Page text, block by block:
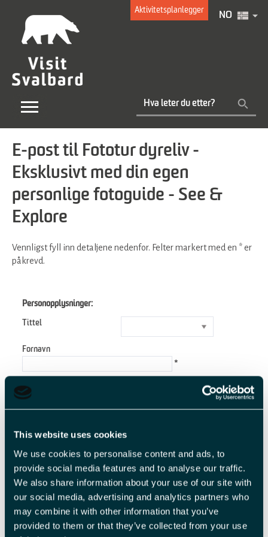
This website uses cookies
We use cookies to personalise content and ads, to
provide social media features and to analyse our traffic.
We also share information about your use of our site with
our social media, advertising and analytics partners who
may combine it with other information that you’ve
provided to them or that they’ve collected from your use
Aktivitetsplanlegger
NO
E-post til Fototur dyreliv -
Eksklusivt med din egen
personlige fotoguide - See &
Explore
Vennligst fyll inn detaljene nedenfor. Felter markert med en * er
påkrevd.
Personopplysninger:
Tittel
Fornavn
*
Etternavn
Forespørsel
*